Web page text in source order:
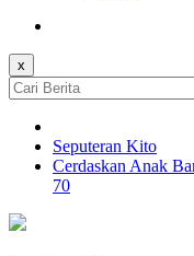
x
Seputeran Kito
Cerdaskan Anak
70